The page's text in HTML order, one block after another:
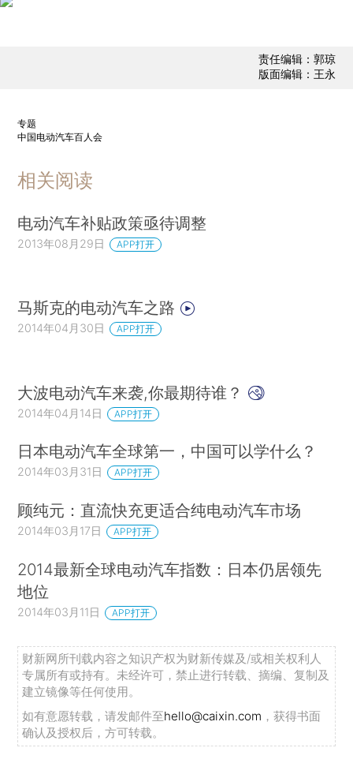
责任编辑：郭琼
版面编辑：王永
专题
中国电动汽车百人会
相关阅读
电动汽车补贴政策亟待调整
2013年08月29日 APP打开
马斯克的电动汽车之路
2014年04月30日 APP打开
大波电动汽车来袭,你最期待谁？
2014年04月14日 APP打开
日本电动汽车全球第一，中国可以学什么？
2014年03月31日 APP打开
顾纯元：直流快充更适合纯电动汽车市场
2014年03月17日 APP打开
2014最新全球电动汽车指数：日本仍居领先
地位
2014年03月11日 APP打开
财新网所刊载内容之知识产权为财新传媒及/或相关权利人
专属所有或持有。未经许可，禁止进行转载、摘编、复制及
建立镜像等任何使用。
如有意愿转载，请发邮件至hello@caixin.com ，获得书面
确认及授权后，方可转载。